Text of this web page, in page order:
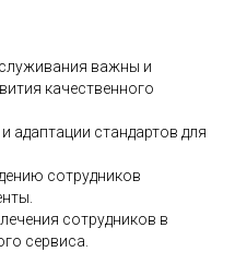
важны и
качественного
адаптации стандартов для
сотрудников
сотрудников в
сервиса.